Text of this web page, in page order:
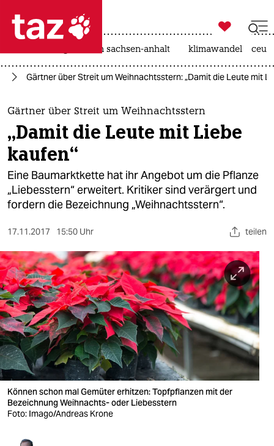
 taz zahl ich
taz zahl ich
themen
politik
öko
gesellschaft
sport
berlin
nord
wahrheit
verlag
verlag
veranstaltungen

taz zahl ich
landtagswahl in sachsen-anhalt klimawandel ceuta
Gärtner über Streit um Weihnachtsstern: „Damit die Leute mit
Gärtner über Streit um Weihnachtsstern
„Damit die Leute mit Liebe
kaufen“
Eine Baumarktkette hat ihr Angebot um die Pflanze
„Liebesstern“ erweitert. Kritiker sind verärgert und
fordern die Bezeichnung „Weihnachtsstern“.
17.11.2017 15:50 Uhr teilen
Können schon mal Gemüter erhitzen: Topfpflanzen mit der
Bezeichnung Weihnachts- oder Liebesstern
Foto: Imago/Andreas Krone